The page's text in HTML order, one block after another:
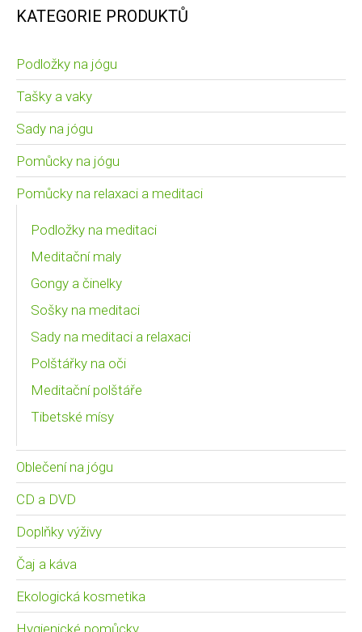
KATEGORIE PRODUKTŮ
Podložky na jógu
Tašky a vaky
Sady na jógu
Pomůcky na jógu
Pomůcky na relaxaci a meditaci
Podložky na meditaci
Meditační maly
Gongy a činelky
Sošky na meditaci
Sady na meditaci a relaxaci
Polštářky na oči
Meditační polštáře
Tibetské mísy
Oblečení na jógu
CD a DVD
Doplňky výživy
Čaj a káva
Ekologická kosmetika
Hygienické pomůcky